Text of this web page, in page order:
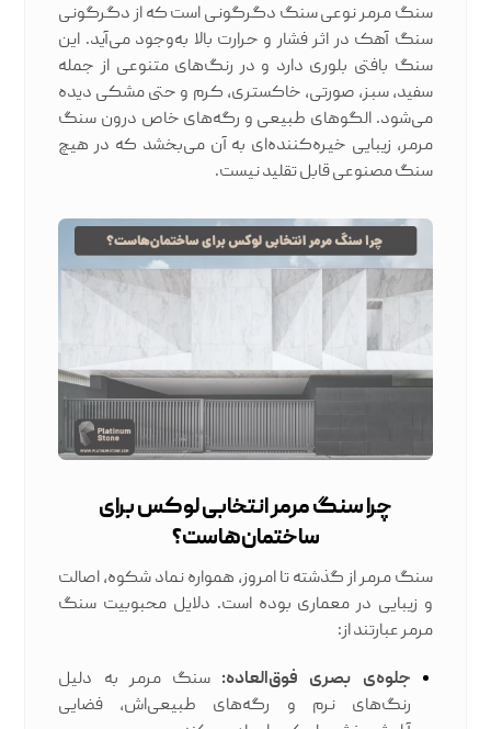
سنگ مرمر نوعی سنگ دگرگونی است که از دگرگونی
سنگ آهک در اثر فشار و حرارت بالا به‌وجود می‌آید. این
سنگ بافتی بلوری دارد و در رنگ‌های متنوعی از جمله
سفید، سبز، صورتی، خاکستری، کرم و حتی مشکی دیده
می‌شود. الگوهای طبیعی و رگه‌های خاص درون سنگ
مرمر، زیبایی خیره‌کننده‌ای به آن می‌بخشد که در هیچ
سنگ مصنوعی قابل تقلید نیست.
چرا سنگ مرمر انتخابی لوکس برای
ساختمان‌هاست؟
سنگ مرمراز گذشته تا امروز، همواره نماد شکوه، اصالت
و زیبایی در معماری بوده است. دلایل محبوبیت سنگ
مرمر عبارتند از:
جلوه‌ی بصری فوق‌العاده: سنگ مرمر به دلیل
رنگ‌های نرم و رگه‌های طبیعی‌اش، فضایی